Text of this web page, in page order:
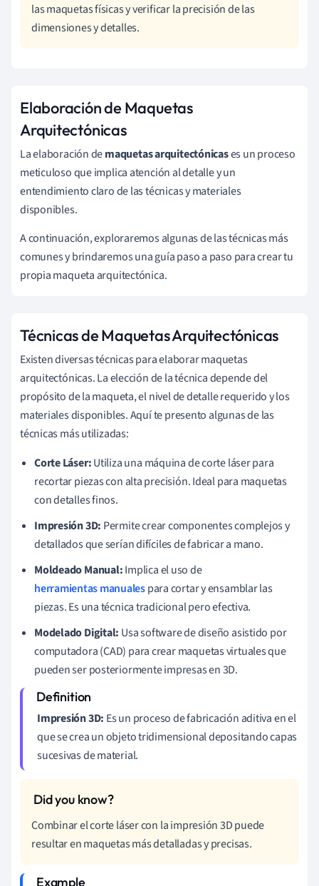
las maquetas físicas y verificar la precisión de las
dimensiones y detalles.
Elaboración de Maquetas
Arquitectónicas
La elaboración demaquetas arquitectónicases un proceso
meticuloso que implica atención al detalle y un
entendimiento claro de las técnicas y materiales
disponibles.
A continuación, exploraremos algunas de las técnicas más
comunes y brindaremos una guía paso a paso para crear tu
propia maqueta arquitectónica.
Técnicas de Maquetas Arquitectónicas
Existen diversas técnicas para elaborar maquetas
arquitectónicas. La elección de la técnica depende del
propósito de la maqueta, el nivel de detalle requerido y los
materiales disponibles. Aquí te presento algunas de las
técnicas más utilizadas:
Corte Láser:Utiliza una máquina de corte láser para
recortar piezas con alta precisión. Ideal para maquetas
con detalles finos.
Impresión 3D: Permite crear componentes complejos y
detallados que serían difíciles de fabricar a mano.
Moldeado Manual:Implica el uso de
herramientas manualespara cortar y ensamblar las
piezas. Es una técnica tradicional pero efectiva.
Modelado Digital: Usa software de diseño asistido por
computadora (CAD) para crear maquetas virtuales que
pueden ser posteriormente impresas en 3D.
Impresión 3D: Es un proceso de fabricación aditiva en el
que se crea un objeto tridimensional depositando capas
sucesivas de material.
Combinar el corte láser con la impresión 3D puede
resultar en maquetas más detalladas y precisas.